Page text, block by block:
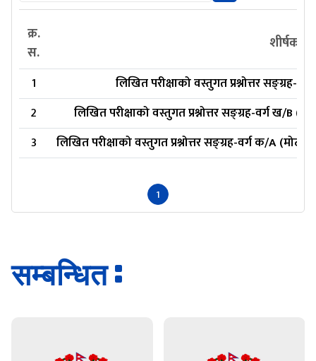
क्र.
स.
शीर्षक
1
लिखित परीक्षाको वस्तुगत प्रश्नोत्तर सङ्ग्रह-
2
लिखित परीक्षाको वस्तुगत प्रश्नोत्तर सङ्ग्रह-वर्ग ख/B
3
लिखित परीक्षाको वस्तुगत प्रश्नोत्तर सङ्ग्रह-वर्ग क/A
1
सम्बन्धित